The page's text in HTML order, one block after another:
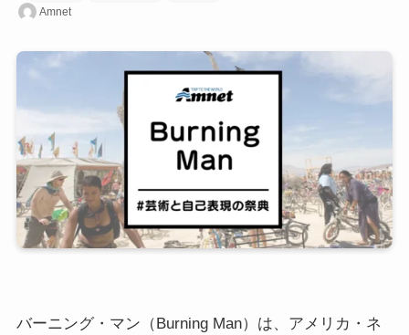
Amnet
バーニング・マン（Burning Man）は、アメリカ・ネ